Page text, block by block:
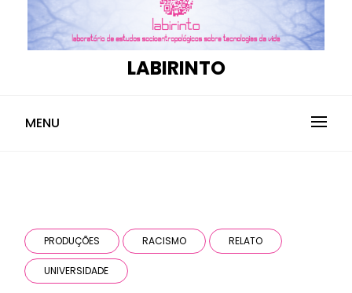
LABIRINTO
MENU
PRODUÇÕES RACISMO RELATO
UNIVERSIDADE